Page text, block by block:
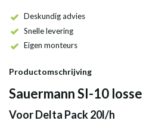
Deskundig advies
Snelle levering
Eigen monteurs
Productomschrijving
Sauermann SI-10
Voor Delta Pack 20l/h